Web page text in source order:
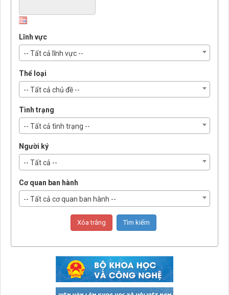
Lĩnh vực
-- Tất cả lĩnh vực --
Thể loại
-- Tất cả chủ đề --
Tình trạng
-- Tất cả tình trạng --
Người ký
-- Tất cả --
Cơ quan ban hành
-- Tất cả cơ quan ban hành --